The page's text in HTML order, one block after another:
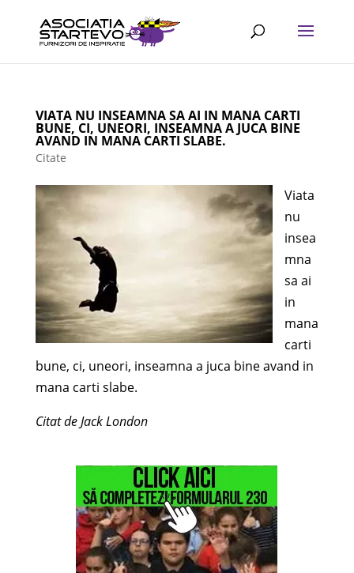
VIATA NU INSEAMNA SA AI IN MANA CARTI
BUNE, CI, UNEORI, INSEAMNA A JUCA BINE
AVAND IN MANA CARTI SLABE.
Citate
Viata
nu
insea
mna
sa ai
in
mana
carti
bune, ci, uneori, inseamna a juca bine avand in
mana carti slabe.
Citat de Jack London